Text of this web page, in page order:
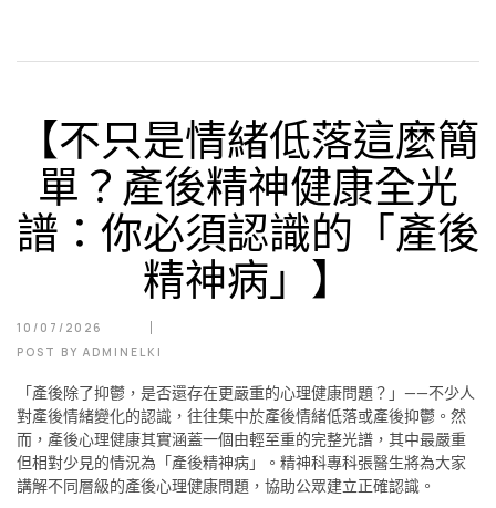
【不只是情緒低落這麼簡
單？產後精神健康全光
譜：你必須認識的「產後
精神病」】
10/07/2026
POST BY ADMINELKI
「產後除了抑鬱，是否還存在更嚴重的心理健康問題？」——不少人
對產後情緒變化的認識，往往集中於產後情緒低落或產後抑鬱。然
而，產後心理健康其實涵蓋一個由輕至重的完整光譜，其中最嚴重
但相對少見的情況為「產後精神病」。精神科專科張醫生將為大家
講解不同層級的產後心理健康問題，協助公眾建立正確認識。